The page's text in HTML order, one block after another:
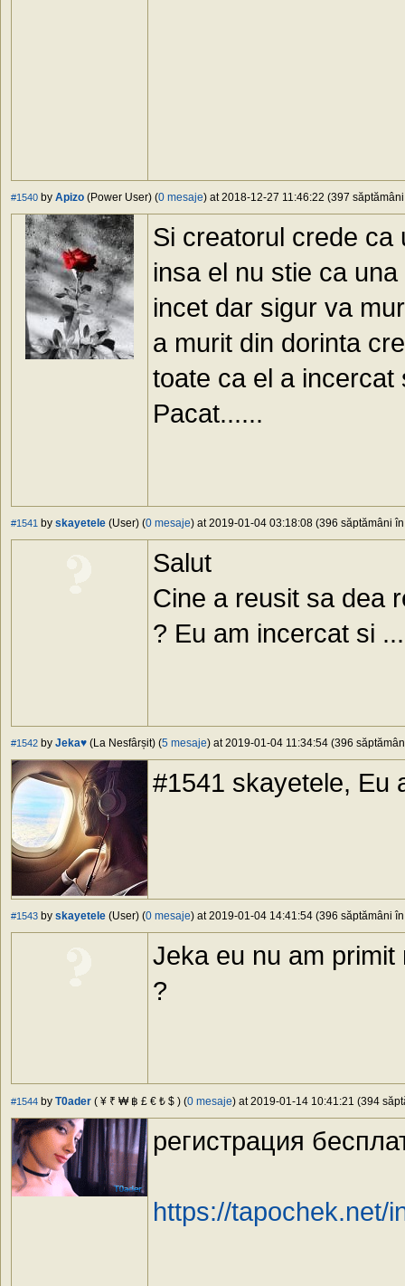
#1540 by Apizo (Power User) (0 mesaje) at 2018-12-27 11:46:22 (397
Si creatorul crede ca
insa el nu stie ca
incet dar sigur va
a murit din dorinta
toate ca el a incercat
Pacat......
#1541 by skayetele (User) (0 mesaje) at 2019-01-04 03:18:08 (396 săptămâni
Salut
Cine a reusit sa dea
? Eu am incercat si
#1542 by Jeka♥ (La Nesfârșit) (5 mesaje) at 2019-01-04 11:34:54 (396
#1541 skayetele, Eu
#1543 by skayetele (User) (0 mesaje) at 2019-01-04 14:41:54 (396 săptămâni
Jeka eu nu am primit
?
#1544 by T0ader ( ¥ ₹ ₩ ฿ £ € ₺ $ ) (0 mesaje) at 2019-01-14 10:41:21 (394
регистрация
https://tapochek.net/